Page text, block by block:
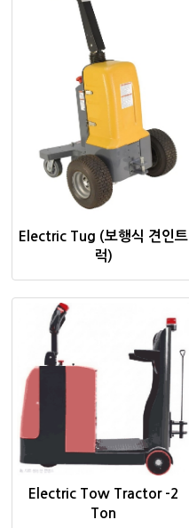
Electric Tug (보행식 견인트
럭)
Electric Tow Tractor -2
Ton